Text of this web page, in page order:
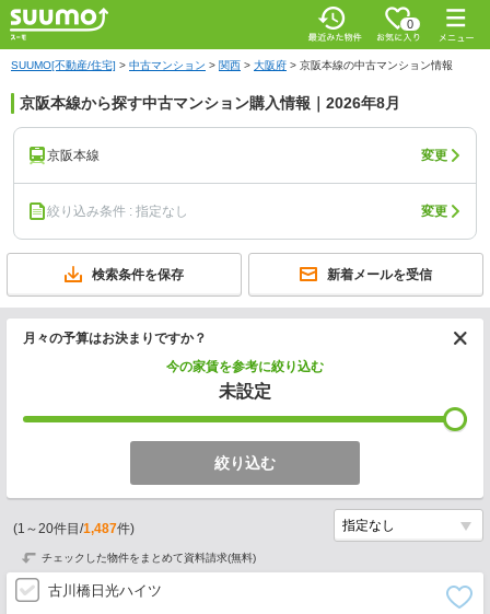
0
SUUMO[不動産/住宅] > 中古マンション > 関西 > 大阪府 > 京阪本線の中古マンション情報
京阪本線から探す中古マンション購入情報｜2026年8月
京阪本線 変更
絞り込み条件 : 指定なし 変更
検索条件を保存 新着メールを受信
月々の予算はお決まりですか？
今の家賃を参考に絞り込む
未設定
絞り込む
(1 ～20件目/1,487件)
チェックした物件をまとめて資料請求(無料)
古川橋日光ハイツ